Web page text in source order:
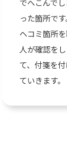
でへこんでし
った箇所です
ヘコミ箇所
人が確認をし
て、付箋を
ていきます。